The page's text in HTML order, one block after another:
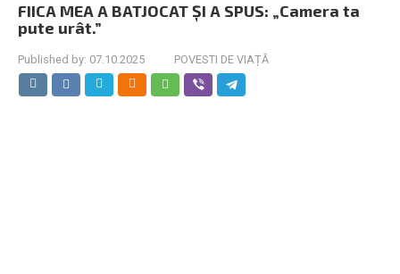
FIICA MEA A BATJOCAT ȘI A SPUS: „Camera ta
pute urât.”
Published by: 07.10.2025 POVESTI DE VIAȚĂ